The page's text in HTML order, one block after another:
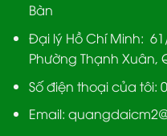
Bàn
Đại lý Hồ Chí Minh:
Phường Thạnh Xuân,
Số điện thoại của tôi:
Email: